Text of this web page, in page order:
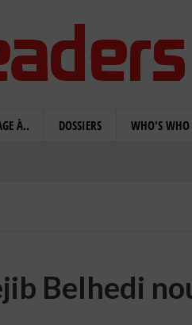
À.. DOSSIERS WHO'S WHO
Belhedi